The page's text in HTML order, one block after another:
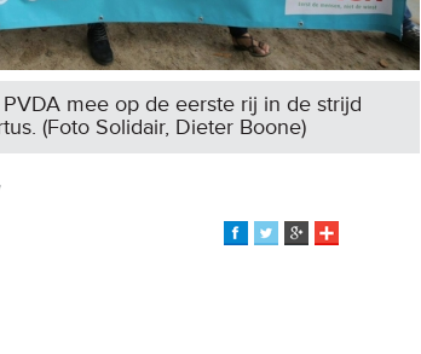
mee op de eerste rij in de strijd
(Foto Solidair, Dieter Boone)